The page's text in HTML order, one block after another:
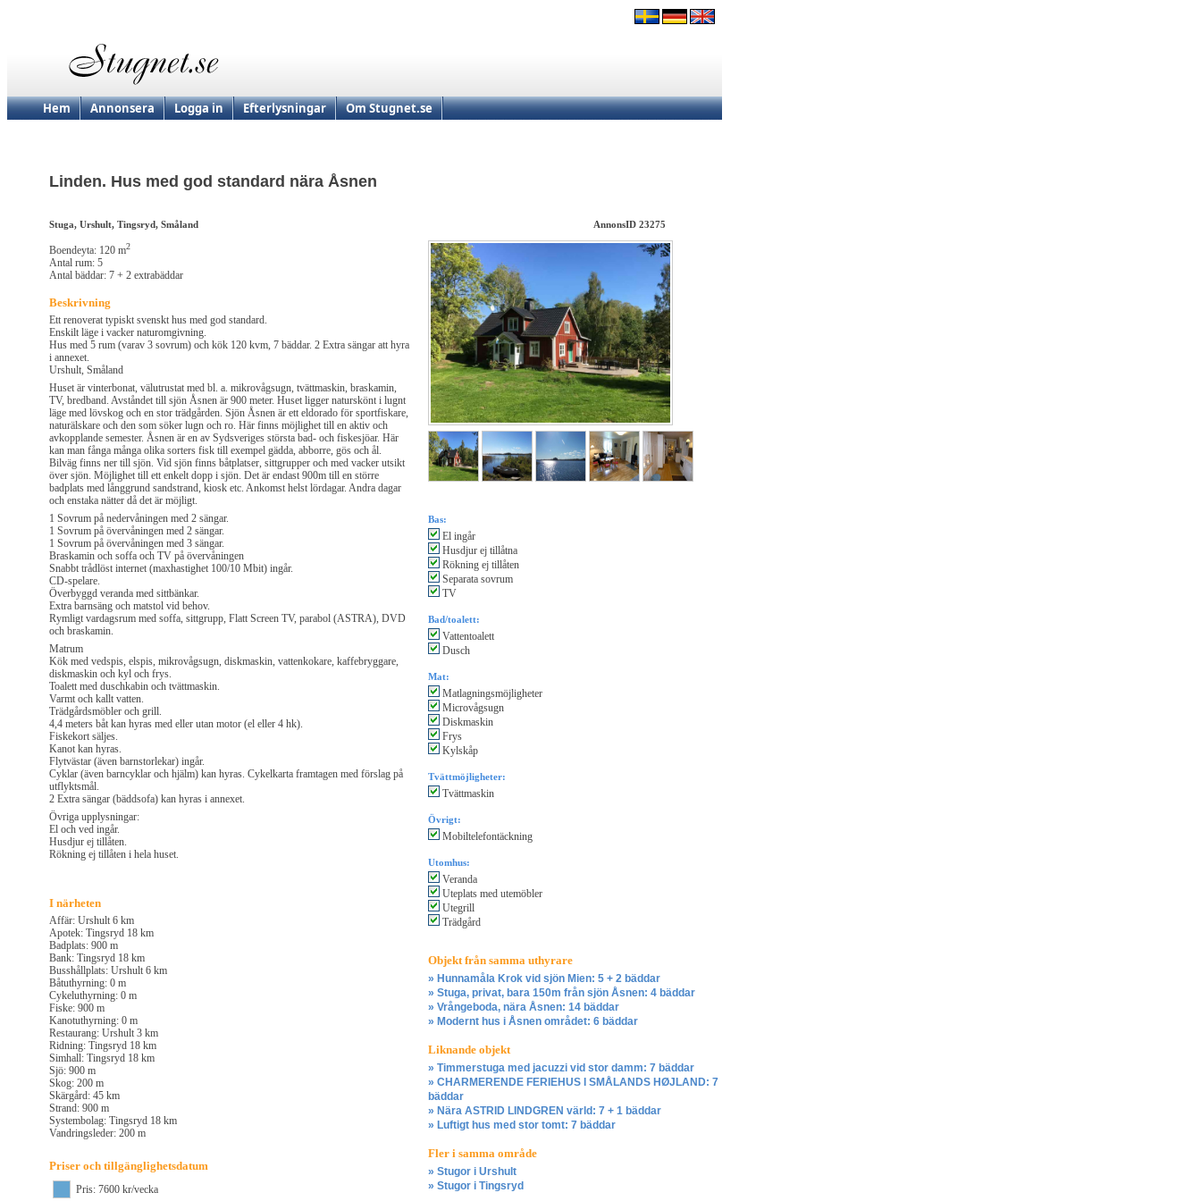
Hem Annonsera Logga in Efterlysningar Om Stugnet.se
Linden. Hus med god standard nära Åsnen
Stuga, Urshult, Tingsryd, Småland AnnonsID 23275
Boendeyta: 120 m2
Antal rum: 5
Antal bäddar: 7 + 2 extrabäddar
Beskrivning
Ett renoverat typiskt svenskt hus med god standard.
Enskilt läge i vacker naturomgivning.
Hus med 5 rum (varav 3 sovrum) och kök 120 kvm, 7 bäddar. 2 Extra sängar att hyra
i annexet.
Urshult, Småland
Huset är vinterbonat, välutrustat med bl. a. mikrovågsugn, tvättmaskin, braskamin,
TV, bredband. Avståndet till sjön Åsnen är 900 meter. Huset ligger naturskönt i lugnt
läge med lövskog och en stor trädgården. Sjön Åsnen är ett eldorado för sportfiskare,
naturälskare och den som söker lugn och ro. Här finns möjlighet till en aktiv och
avkopplande semester. Åsnen är en av Sydsveriges största bad- och fiskesjöar. Här
kan man fånga många olika sorters fisk till exempel gädda, abborre, gös och ål.
Bilväg finns ner till sjön. Vid sjön finns båtplatser, sittgrupper och med vacker utsikt
över sjön. Möjlighet till ett enkelt dopp i sjön. Det är endast 900m till en större
badplats med långgrund sandstrand, kiosk etc. Ankomst helst lördagar. Andra dagar
och enstaka nätter då det är möjligt.
1 Sovrum på nedervåningen med 2 sängar.
1 Sovrum på övervåningen med 2 sängar.
1 Sovrum på övervåningen med 3 sängar.
Braskamin och soffa och TV på övervåningen
Snabbt trådlöst internet (maxhastighet 100/10 Mbit) ingår.
CD-spelare.
Överbyggd veranda med sittbänkar.
Extra barnsäng och matstol vid behov.
Rymligt vardagsrum med soffa, sittgrupp, Flatt Screen TV, parabol (ASTRA), DVD
och braskamin.
Matrum
Kök med vedspis, elspis, mikrovågsugn, diskmaskin, vattenkokare, kaffebryggare,
diskmaskin och kyl och frys.
Toalett med duschkabin och tvättmaskin.
Varmt och kallt vatten.
Trädgårdsmöbler och grill.
4,4 meters båt kan hyras med eller utan motor (el eller 4 hk).
Fiskekort säljes.
Kanot kan hyras.
Flytvästar (även barnstorlekar) ingår.
Cyklar (även barncyklar och hjälm) kan hyras. Cykelkarta framtagen med förslag på
utflyktsmål.
2 Extra sängar (bäddsofa) kan hyras i annexet.
Övriga upplysningar:
El och ved ingår.
Husdjur ej tillåten.
Rökning ej tillåten i hela huset.
I närheten
Affär: Urshult 6 km
Apotek: Tingsryd 18 km
Badplats: 900 m
Bank: Tingsryd 18 km
Busshållplats: Urshult 6 km
Båtuthyrning: 0 m
Cykeluthyrning: 0 m
Fiske: 900 m
Kanotuthyrning: 0 m
Restaurang: Urshult 3 km
Ridning: Tingsryd 18 km
Simhall: Tingsryd 18 km
Sjö: 900 m
Skog: 200 m
Skärgård: 45 km
Strand: 900 m
Systembolag: Tingsryd 18 km
Vandringsleder: 200 m
Priser och tillgänglighetsdatum
Pris: 7600 kr/vecka
Bas:
El ingår
Husdjur ej tillåtna
Rökning ej tillåten
Separata sovrum
TV
Bad/toalett:
Vattentoalett
Dusch
Mat:
Matlagningsmöjligheter
Microvågsugn
Diskmaskin
Frys
Kylskåp
Tvättmöjligheter:
Tvättmaskin
Övrigt:
Mobiltelefontäckning
Utomhus:
Veranda
Uteplats med utemöbler
Utegrill
Trädgård
Objekt från samma uthyrare
» Hunnamåla Krok vid sjön Mien: 5 + 2 bäddar
» Stuga, privat, bara 150m från sjön Åsnen: 4 bäddar
» Vrångeboda, nära Åsnen: 14 bäddar
» Modernt hus i Åsnen området: 6 bäddar
Liknande objekt
» Timmerstuga med jacuzzi vid stor damm: 7 bäddar
» CHARMERENDE FERIEHUS I SMÅLANDS HØJLAND: 7
bäddar
» Nära ASTRID LINDGREN värld: 7 + 1 bäddar
» Luftigt hus med stor tomt: 7 bäddar
Fler i samma område
» Stugor i Urshult
» Stugor i Tingsryd